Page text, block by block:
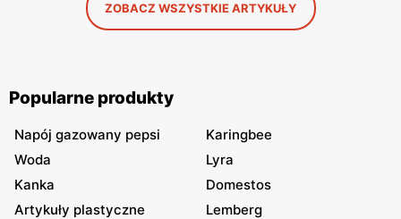
ZOBACZ WSZYSTKIE ARTYKUŁY
Popularne produkty
Napój gazowany pepsi
Karingbee
Woda
Lyra
Kanka
Domestos
Artykuły plastyczne
Lemberg